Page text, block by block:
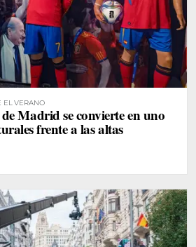
EL VERANO
Madrid se convierte en uno
frente a las altas